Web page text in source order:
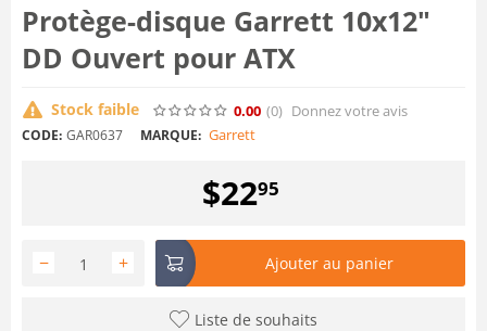
Protège-disque Garrett 10x12"
DD Ouvert pour ATX
Stock faible 0.00 (0) Donnez votre avis
CODE: GAR0637 MARQUE: Garrett
$2295
+
− Ajouter au panier
Liste de souhaits